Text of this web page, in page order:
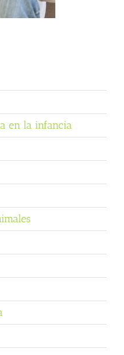
en la infancia